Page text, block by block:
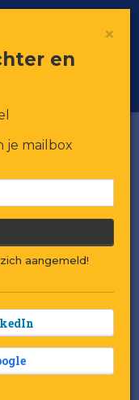
Toggle
aanbod
×
en
je mailbox
aangemeld!